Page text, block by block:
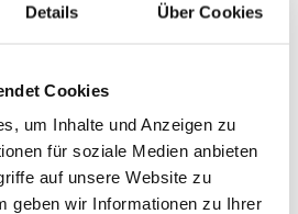
Details Über Cookies
Cookies
um Inhalte und Anzeigen zu
für soziale Medien anbieten
auf unsere Website zu
geben wir Informationen zu Ihrer
Frachtführer bzw. der
und Garantien​​​​​​​